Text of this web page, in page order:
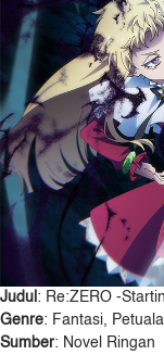
Judul : Re:ZERO -
Genre: Fantasi,
Sumber: Novel Ringan